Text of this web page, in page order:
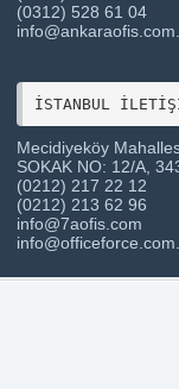
(0312) 528 61 04
Mecidiyeköy
SOKAK NO: 12/A,
(0212) 217 22 12
(0212) 213 62 96
info@7aofis.com